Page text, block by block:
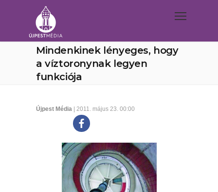
Mindenkinek lényeges, hogy
a víztoronynak legyen
funkciója
Újpest Média | 2011. május 23. 00:00